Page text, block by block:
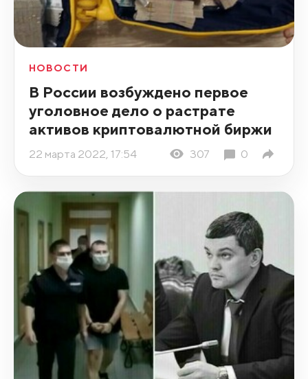
НОВОСТИ
В России возбуждено первое
уголовное дело о растрате
активов криптовалютной биржи
22 марта 2022, 17:54 307 0